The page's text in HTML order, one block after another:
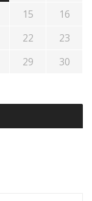
15
16
22
23
29
30